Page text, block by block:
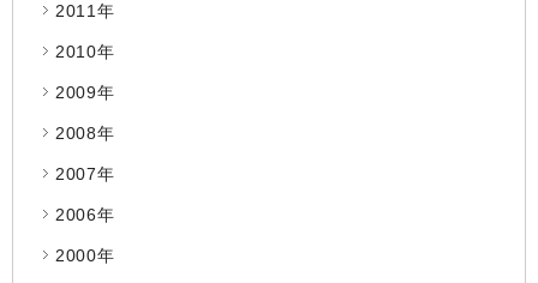
2011年
2010年
2009年
2008年
2007年
2006年
2000年